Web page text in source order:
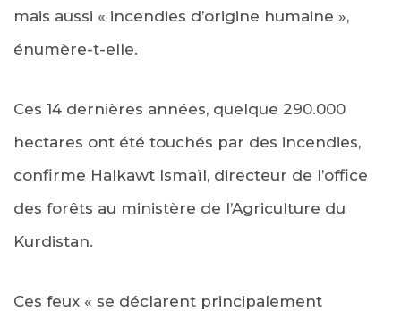
mais aussi « incendies d’origine humaine »,
énumère-t-elle.
Ces 14 dernières années, quelque 290.000
hectares ont été touchés par des incendies,
confirme Halkawt Ismaïl, directeur de l’office
des forêts au ministère de l’Agriculture du
Kurdistan.
Ces feux « se déclarent principalement